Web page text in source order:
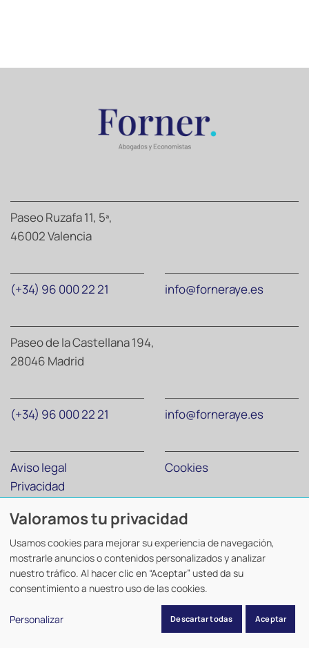
Paseo Ruzafa 11, 5ª,
46002 Valencia
(+34) 96 000 22 21 info@forneraye.es
Paseo de la Castellana 194,
28046 Madrid
(+34) 96 000 22 21 info@forneraye.es
Aviso legal
Privacidad
Cookies
Forner Abogados y Economistas
2026. Todos los derechos
reservados.
Diseño y desarrollo TuchoDigital.
Valoramos tu privacidad
Usamos cookies para mejorar su experiencia de navegación,
mostrarle anuncios o contenidos personalizados y analizar
nuestro tráfico. Al hacer clic en “Aceptar” usted da su
consentimiento a nuestro uso de las cookies.
Personalizar Descartar todas Aceptar